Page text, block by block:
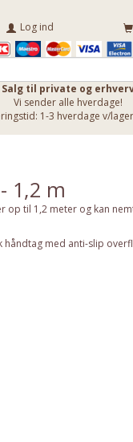
Log ind
Salg til private og
Vi sender alle hverdage!
1-3 hverdage v/
1,2 m
op til 1,2 meter og kan
håndtag med anti-slip